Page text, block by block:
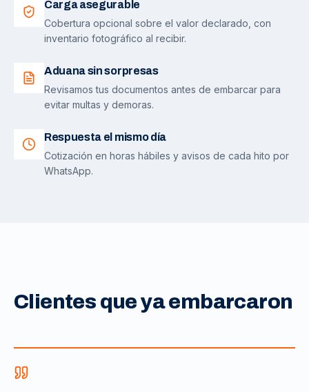
Carga asegurable
Cobertura opcional sobre el valor declarado, con
inventario fotográfico al recibir.
Aduana sin sorpresas
Revisamos tus documentos antes de embarcar para
evitar multas y demoras.
Respuesta el mismo día
Cotización en horas hábiles y avisos de cada hito por
WhatsApp.
Clientes que ya embarcaron